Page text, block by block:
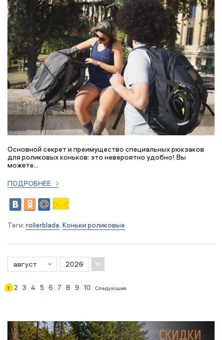
Основной секрет и преимущество специальных рюкзаков
для роликовых коньков: это невероятно удобно! Вы
можете...
ПОДРОБНЕЕ
Теги: rollerblade, Коньки роликовые
1 2 3 4 5 6 7 8 9 10 Следующая